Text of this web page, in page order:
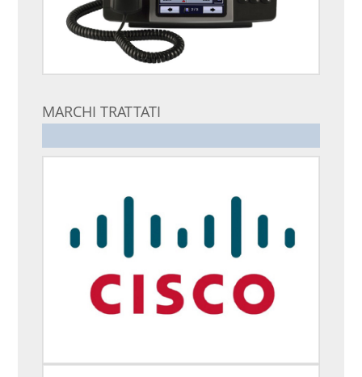
MARCHI TRATTATI